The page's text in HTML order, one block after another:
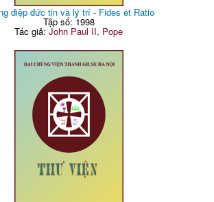
điệp đức tin và lý trí - Fides et Ratio
Tập số: 1998
Tác giả:John Paul II, Pope